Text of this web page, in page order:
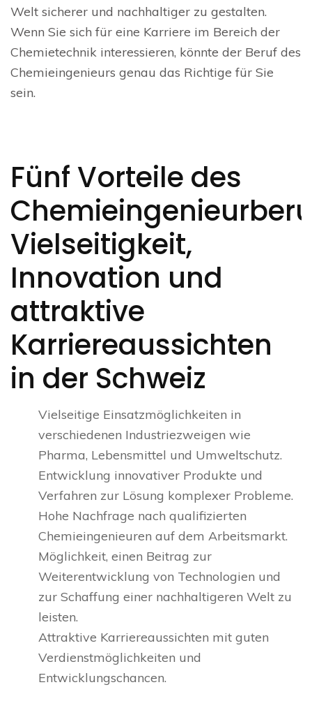
Welt sicherer und nachhaltiger zu gestalten.
Wenn Sie sich für eine Karriere im Bereich der
Chemietechnik interessieren, könnte der Beruf des
Chemieingenieurs genau das Richtige für Sie
sein.
Fünf Vorteile des
Vielseitigkeit,
Innovation und
attraktive
Karriereaussichten
in der Schweiz
Vielseitige Einsatzmöglichkeiten in
verschiedenen Industriezweigen wie
Pharma, Lebensmittel und Umweltschutz.
Entwicklung innovativer Produkte und
Verfahren zur Lösung komplexer Probleme.
Hohe Nachfrage nach qualifizierten
Chemieingenieuren auf dem Arbeitsmarkt.
Möglichkeit, einen Beitrag zur
Weiterentwicklung von Technologien und
zur Schaffung einer nachhaltigeren Welt zu
leisten.
Attraktive Karriereaussichten mit guten
Verdienstmöglichkeiten und
Entwicklungschancen.